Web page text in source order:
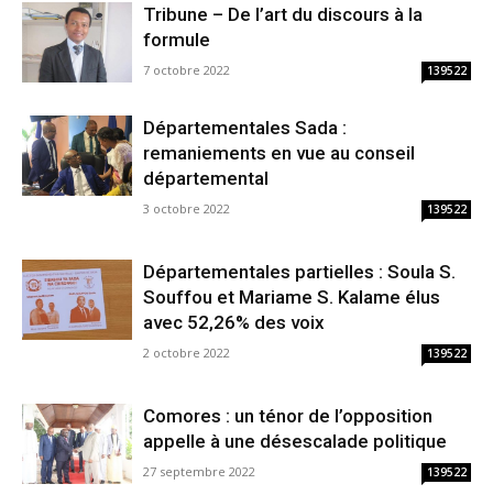
Tribune – De l’art du discours à la
formule
7 octobre 2022 139522
Départementales Sada :
remaniements en vue au conseil
départemental
3 octobre 2022 139522
Départementales partielles : Soula S.
Souffou et Mariame S. Kalame élus
avec 52,26% des voix
2 octobre 2022 139522
Comores : un ténor de l’opposition
appelle à une désescalade politique
27 septembre 2022 139522